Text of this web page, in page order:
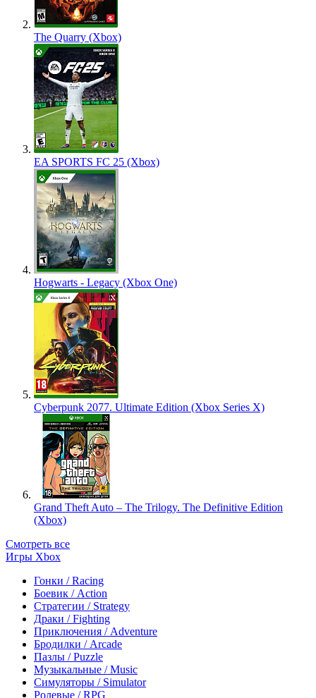
The Quarry (Xbox)
EA SPORTS FC 25 (Xbox)
Hogwarts - Legacy (Xbox One)
Cyberpunk 2077. Ultimate Edition (Xbox Series X)
Grand Theft Auto – The Trilogy. The Definitive Edition
(Xbox)
Смотреть все
Игры Xbox
Гонки / Racing
Боевик / Action
Стратегии / Strategy
Драки / Fighting
Приключения / Adventure
Бродилки / Arcade
Пазлы / Puzzle
Музыкальные / Music
Симуляторы / Simulator
Ролевые / RPG